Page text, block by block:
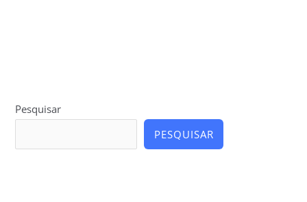
Pesquisar
PESQUISAR